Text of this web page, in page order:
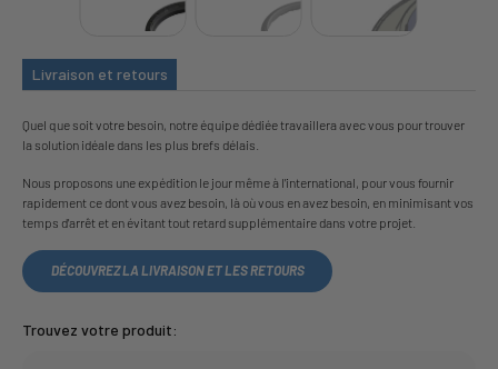
Livraison et retours
Quel que soit votre besoin, notre équipe dédiée travaillera avec vous pour trouver
la solution idéale dans les plus brefs délais.
Nous proposons une expédition le jour même à l'international, pour vous fournir
rapidement ce dont vous avez besoin, là où vous en avez besoin, en minimisant vos
temps d'arrêt et en évitant tout retard supplémentaire dans votre projet.
DÉCOUVREZ LA LIVRAISON ET LES RETOURS
Trouvez votre produit: